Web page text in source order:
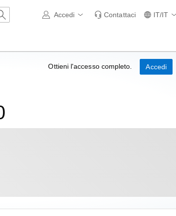
Accedi Contattaci IT/IT
Ottieni l'accesso completo. Accedi